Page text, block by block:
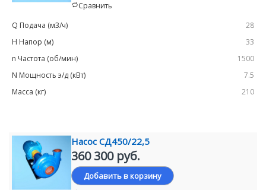
Сравнить
28
33
1500
7.5
210
Насос СД450/22,5
360 300 руб.
Добавить в корзину